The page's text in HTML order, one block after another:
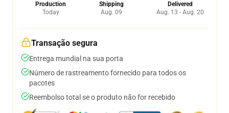
Production
Today
Shipping
Aug. 09
Delivered
Aug. 13 - Aug. 20
Transação segura
Entrega mundial na sua porta
Número de rastreamento fornecido para todos os
pacotes
Reembolso total se o produto não for recebido